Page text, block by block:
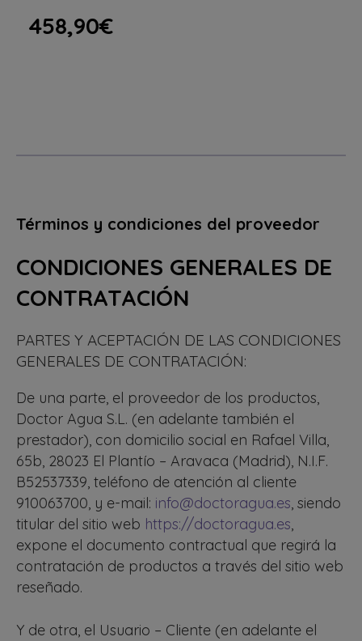
458,90€
Términos y condiciones del proveedor
CONDICIONES GENERALES DE
CONTRATACIÓN
PARTES Y ACEPTACIÓN DE LAS CONDICIONES
GENERALES DE CONTRATACIÓN:
De una parte, el proveedor de los productos,
Doctor Agua S.L. (en adelante también el
prestador), con domicilio social en Rafael Villa,
65b, 28023 El Plantío – Aravaca (Madrid), N.I.F.
B52537339, teléfono de atención al cliente
910063700, y e-mail: info@doctoragua.es, siendo
titular del sitio web https://doctoragua.es,
expone el documento contractual que regirá la
contratación de productos a través del sitio web
reseñado.
Y de otra, el Usuario – Cliente (en adelante el